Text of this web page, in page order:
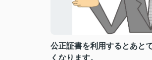
公正証書を利用するとあと
くなります。